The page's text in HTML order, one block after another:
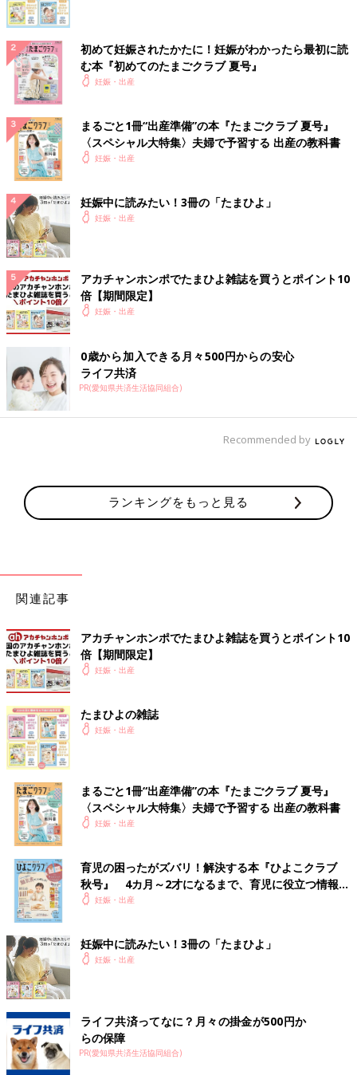
初めて妊娠されたかたに！妊娠がわかったら最初に読
む本『初めてのたまごクラブ 夏号』
妊娠・出産
まるごと1冊“出産準備”の本『たまごクラブ 夏号』
〈スペシャル大特集〉夫婦で予習する 出産の教科書
妊娠・出産
妊娠中に読みたい！3冊の「たまひよ」
妊娠・出産
アカチャンホンポでたまひよ雑誌を買うとポイント10
倍【期間限定】
妊娠・出産
0歳から加入できる月々500円からの安心
ライフ共済
PR(愛知県共済生活協同組合)
Recommended by
ランキングをもっと見る
関連記事
アカチャンホンポでたまひよ雑誌を買うとポイント10
倍【期間限定】
妊娠・出産
たまひよの雑誌
妊娠・出産
まるごと1冊“出産準備”の本『たまごクラブ 夏号』
〈スペシャル大特集〉夫婦で予習する 出産の教科書
妊娠・出産
育児の困ったがズバリ！解決する本『ひよこクラブ
秋号』 4カ月～2才になるまで、育児に役立つ情報が
いっぱい！
妊娠・出産
妊娠中に読みたい！3冊の「たまひよ」
妊娠・出産
ライフ共済ってなに？月々の掛金が500円か
らの保障
PR(愛知県共済生活協同組合)